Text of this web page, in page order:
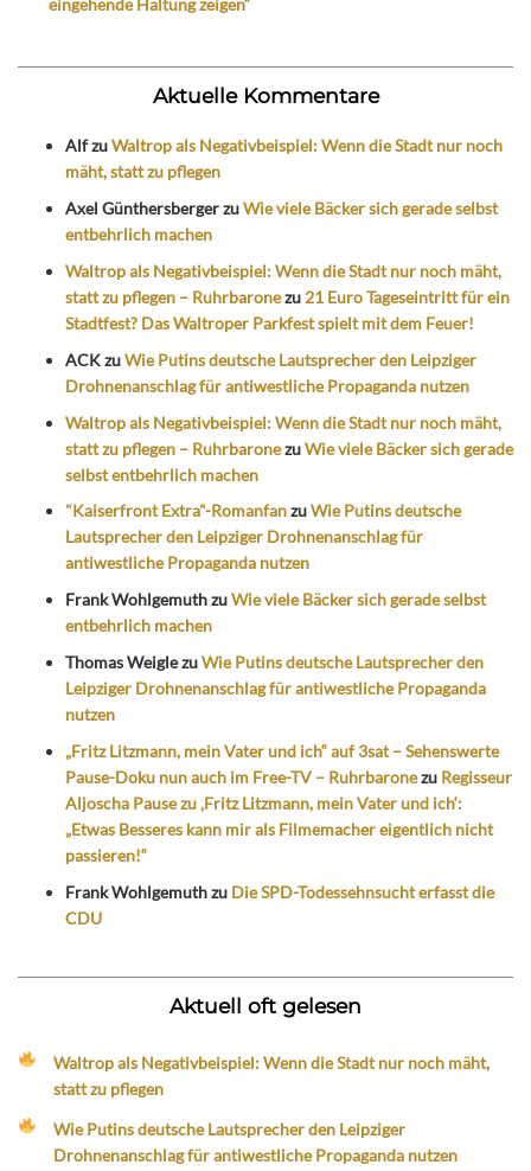
Aktuelle Kommentare
AlfzuWaltrop als Negativbeispiel: Wenn die Stadt nur noch
mäht, statt zu pflegen
Axel GünthersbergerzuWie viele Bäcker sich gerade selbst
entbehrlich machen
Waltrop als Negativbeispiel: Wenn die Stadt nur noch mäht,
statt zu pflegen – Ruhrbaronezu 21 Euro Tageseintritt für ein
Stadtfest? Das Waltroper Parkfest spielt mit dem Feuer!
ACKzuWie Putins deutsche Lautsprecher den Leipziger
Drohnenanschlag für antiwestliche Propaganda nutzen
Waltrop als Negativbeispiel: Wenn die Stadt nur noch mäht,
statt zu pflegen – RuhrbaronezuWie viele Bäcker sich gerade
selbst entbehrlich machen
"Kaiserfront Extra"-RomanfanzuWie Putins deutsche
Lautsprecher den Leipziger Drohnenanschlag für
antiwestliche Propaganda nutzen
Frank WohlgemuthzuWie viele Bäcker sich gerade selbst
entbehrlich machen
Thomas WeiglezuWie Putins deutsche Lautsprecher den
Leipziger Drohnenanschlag für antiwestliche Propaganda
nutzen
„Fritz Litzmann, mein Vater und ich“ auf 3sat – Sehenswerte
Pause-Doku nun auch im Free-TV – Ruhrbaronezu Regisseur
Aljoscha Pause zu ‚Fritz Litzmann, mein Vater und ich‘:
„Etwas Besseres kann mir als Filmemacher eigentlich nicht
passieren!“
Frank Wohlgemuthzu Die SPD-Todessehnsucht erfasst die
CDU
Aktuell oft gelesen
Waltrop als Negativbeispiel: Wenn die Stadt nur noch mäht,
statt zu pflegen
Wie Putins deutsche Lautsprecher den Leipziger
Drohnenanschlag für antiwestliche Propaganda nutzen